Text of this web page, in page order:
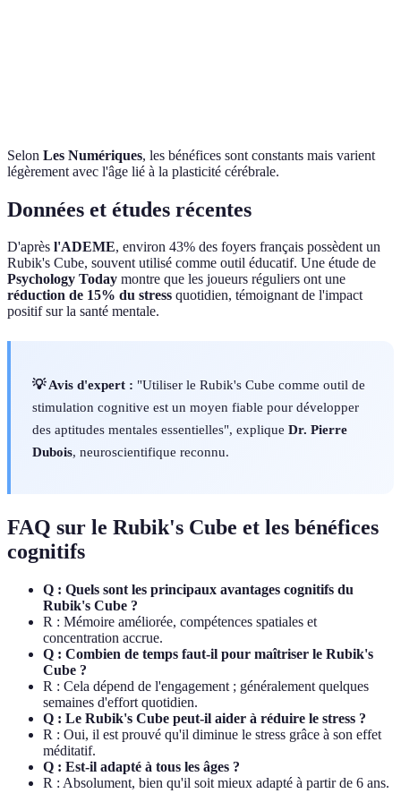
Selon Les Numériques, les bénéfices sont constants mais varient
légèrement avec l'âge lié à la plasticité cérébrale.
Données et études récentes
D'après l'ADEME, environ 43% des foyers français possèdent un
Rubik's Cube, souvent utilisé comme outil éducatif. Une étude de
Psychology Today montre que les joueurs réguliers ont une
réduction de 15% du stress quotidien, témoignant de l'impact
positif sur la santé mentale.
💡 Avis d'expert : "Utiliser le Rubik's Cube comme outil de
stimulation cognitive est un moyen fiable pour développer
des aptitudes mentales essentielles", explique Dr. Pierre
Dubois, neuroscientifique reconnu.
FAQ sur le Rubik's Cube et les bénéfices
cognitifs
Q : Quels sont les principaux avantages cognitifs du
Rubik's Cube ?
R : Mémoire améliorée, compétences spatiales et
concentration accrue.
Q : Combien de temps faut-il pour maîtriser le Rubik's
Cube ?
R : Cela dépend de l'engagement ; généralement quelques
semaines d'effort quotidien.
Q : Le Rubik's Cube peut-il aider à réduire le stress ?
R : Oui, il est prouvé qu'il diminue le stress grâce à son effet
méditatif.
Q : Est-il adapté à tous les âges ?
R : Absolument, bien qu'il soit mieux adapté à partir de 6 ans.